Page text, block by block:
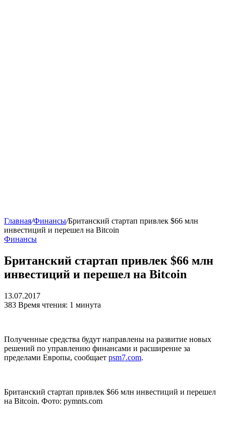
Главная/Финансы/Британский стартап привлек $66 млн
инвестиций и перешел на Bitcoin
Финансы
Британский стартап привлек $66 млн
инвестиций и перешел на Bitcoin
13.07.2017
383 Время чтения: 1 минута
Полученные средства будут направлены на развитие новых
решений по управлению финансами и расширение за
пределами Европы, сообщает psm7.com.
Британский стартап привлек $66 млн инвестиций и перешел
на Bitcoin. Фото: pymnts.com